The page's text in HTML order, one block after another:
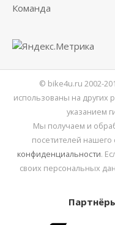
Команда
© bike4u.ru 2002-
использованы на других
указанием
Мы получаем и
посетителей нашего
конфиденциальности.
своих персональных